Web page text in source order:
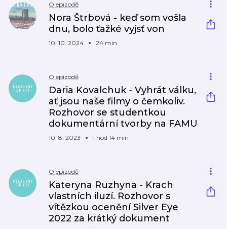
O epizodě
Nora Štrbová - keď som vošla
dnu, bolo ťažké vyjsť von
10. 10. 2024 24 min
O epizodě
Daria Kovalchuk - Vyhrát válku,
ať jsou naše filmy o čemkoliv.
Rozhovor se studentkou
dokumentární tvorby na FAMU
10. 8. 2023 1 hod 14 min
O epizodě
Kateryna Ruzhyna - Krach
vlastních iluzí. Rozhovor s
vítězkou ocenění Silver Eye
2022 za krátký dokument